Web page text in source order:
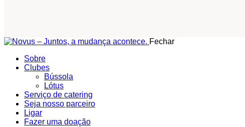
Fechar
Sobre
Clubes
Bússola
Lótus
Serviço de catering
Seja nosso parceiro
Ligar
Fazer uma doação